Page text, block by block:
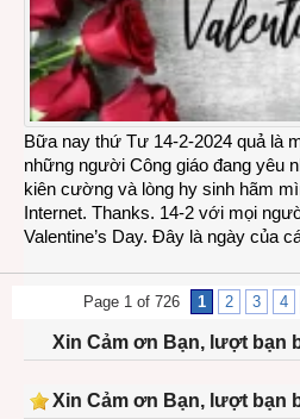
Bữa nay thứ Tư 14-2-2024 quả là
những người Công giáo đang yêu
kiên cường và lòng hy sinh hãm
Internet. Thanks. 14-2 với mọi
Valentine’s Day. Đây là ngày của
Page 1 of 726 1 2 3 4
Xin Cảm ơn Bạn, lượt bạn
Xin Cảm ơn Bạn, lượt bạn